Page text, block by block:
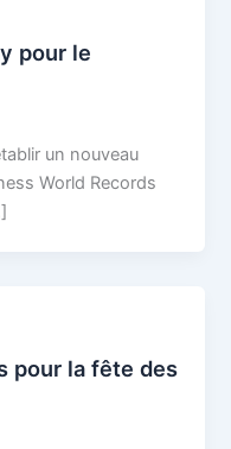
pour le
un nouveau
World Records
pour la fête des